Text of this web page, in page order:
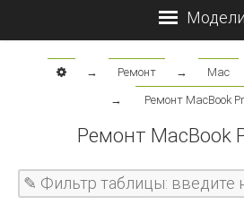
→ Ремонт → Mac
→
Ремонт MacBook
Ремонт MacBook